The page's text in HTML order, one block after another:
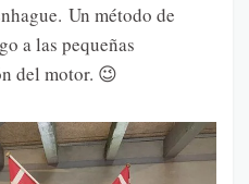
Un método de
a las pequeñas
del motor. 😉